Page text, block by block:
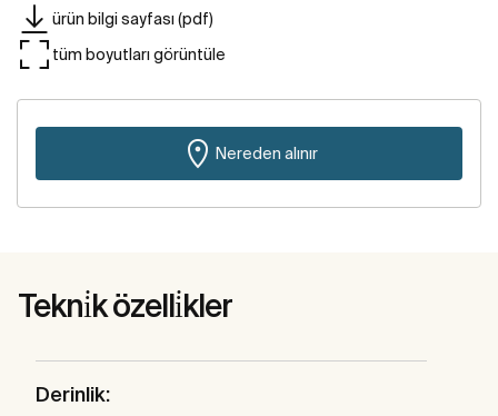
ürün bilgi sayfası (pdf)
tüm boyutları görüntüle
Nereden alınır
Tekni̇k özelli̇kler
Derinlik: